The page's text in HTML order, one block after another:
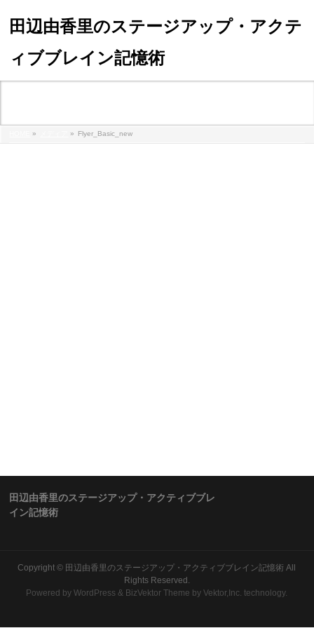
田辺由香里のステージアップ・アクテ
ィブブレイン記憶術
» » Flyer_Basic_new
田辺由香里のステージアップ・アクティブブレ
イン記憶術
Copyright © 田辺由香里のステージアップ・アクティブブレイン記憶術 All
Rights Reserved.
Powered byWordPress & BizVektor Theme by Vektor,Inc. technology.